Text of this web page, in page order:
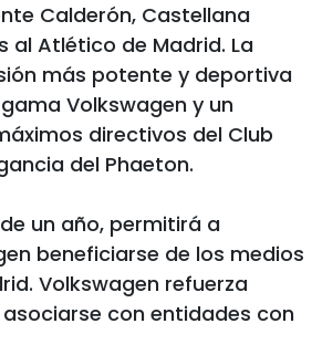
Calderón, Castellana
Atlético de Madrid. La
más potente y deportiva
Volkswagen y un
directivos del Club
del Phaeton.
un año, permitirá a
beneficiarse de los medios
Volkswagen refuerza
con entidades con